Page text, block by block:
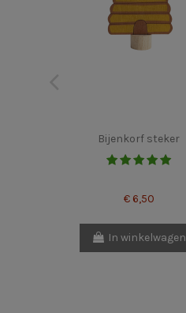
Bijenkorf steker
€ 6,50
In winkelwagen